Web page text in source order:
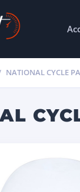
NATIONAL CYCLE